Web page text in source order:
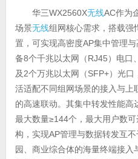
华三WX2560X无线AC作为
场景无线组网核心需求，搭载强
置，可实现高密度AP集中管理
备8个千兆以太网（RJ45）电口
及2个万兆以太网（SFP+）光
活适配不同组网场景的接入与上
的高速联动。其集中转发性能
最大数量≥144个，最大用户数
构，实现AP管理与数据转发互
园、商业综合体的海量终端接入